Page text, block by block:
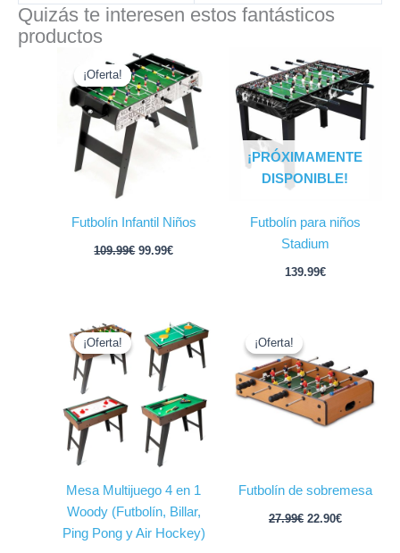
Quizás te interesen estos fantásticos
productos
¡Oferta!
¡Oferta!
Futbolín Infantil Niños
109.99€
El
precio
original
era:
109.99€.
99.99€
precio
actual
es:
99.99€.
¡PRÓXIMAMENTE
DISPONIBLE!
Futbolín para niños
Stadium
139.99€
¡Oferta!
¡Oferta!
Mesa Multijuego 4 en 1
Woody (Futbolín, Billar,
Ping Pong y Air Hockey)
precio
original
era:
99.99€.
El
precio
actual
¡Oferta!
¡Oferta!
Futbolín de sobremesa
27.99€
era:
27.99€.
22.90€
es:
22.90€.